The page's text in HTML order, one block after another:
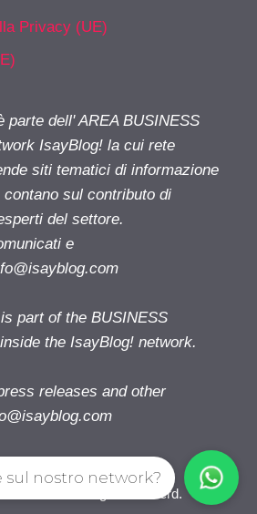
Privacy (UE)
parte dell' AREA BUSINESS
IsayBlog! la cui rete
siti tematici di informazione
contano sul contributo di
del settore.
e
part of the BUSINESS
inside the IsayBlog! network.
releases and other
© 2026. All right reserverd.
nostro network?